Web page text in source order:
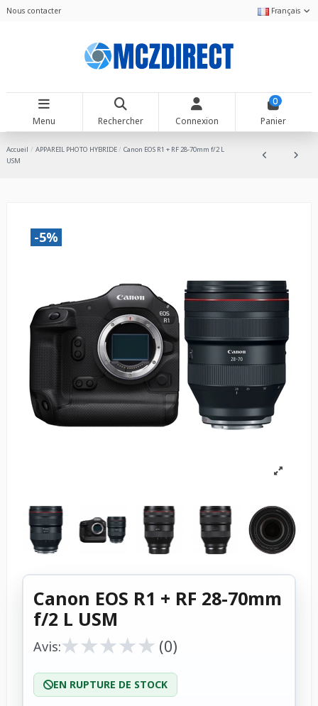
Nous contacter Français
Menu Rechercher Connexion
0
Panier
Accueil APPAREIL PHOTO HYBRIDE
Canon EOS R1 + RF 28-70mm f/2 L
USM
-5%
Canon EOS R1 + RF 28-70mm
f/2 L USM
Avis:★
★★
★★
★★
★★
★ (0)
EN RUPTURE DE STOCK